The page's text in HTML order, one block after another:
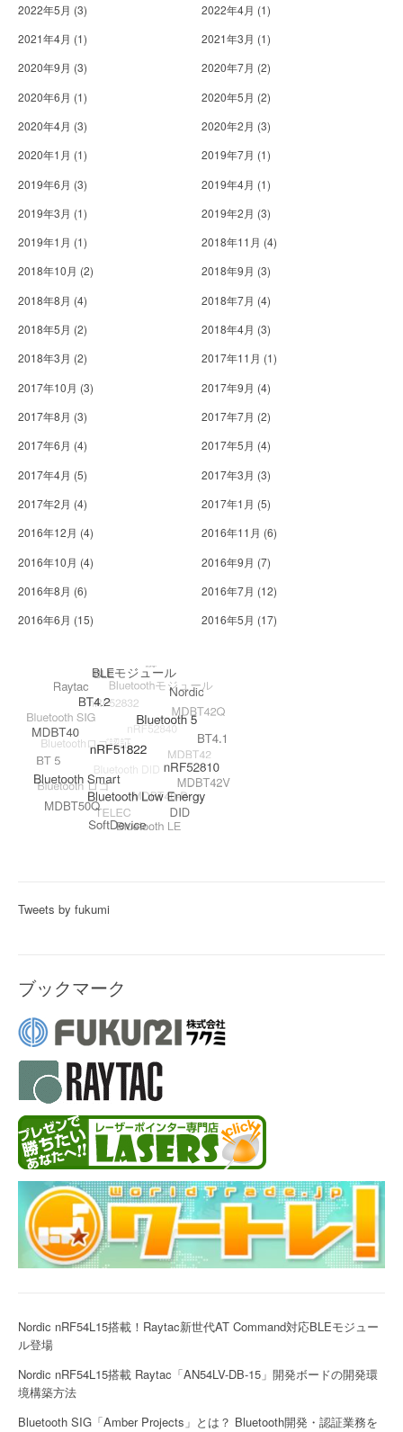
2022年5月 (3) 2022年4月 (1)
2021年4月 (1) 2021年3月 (1)
2020年9月 (3) 2020年7月 (2)
2020年6月 (1) 2020年5月 (2)
2020年4月 (3) 2020年2月 (3)
2020年1月 (1) 2019年7月 (1)
2019年6月 (3) 2019年4月 (1)
2019年3月 (1) 2019年2月 (3)
2019年1月 (1) 2018年11月 (4)
2018年10月 (2) 2018年9月 (3)
2018年8月 (4) 2018年7月 (4)
2018年5月 (2) 2018年4月 (3)
2018年3月 (2) 2017年11月 (1)
2017年10月 (3) 2017年9月 (4)
2017年8月 (3) 2017年7月 (2)
2017年6月 (4) 2017年5月 (4)
2017年4月 (5) 2017年3月 (3)
2017年2月 (4) 2017年1月 (5)
2016年12月 (4) 2016年11月 (6)
2016年10月 (4) 2016年9月 (7)
2016年8月 (6) 2016年7月 (12)
2016年6月 (15) 2016年5月 (17)
Tweets by fukumi
ブックマーク
Nordic nRF54L15搭載！Raytac新世代AT Command対応BLEモジュー
ル登場
Nordic nRF54L15搭載 Raytac「AN54LV-DB-15」開発ボードの開発環
境構築方法
Bluetooth SIG「Amber Projects」とは？ Bluetooth開発・認証業務を